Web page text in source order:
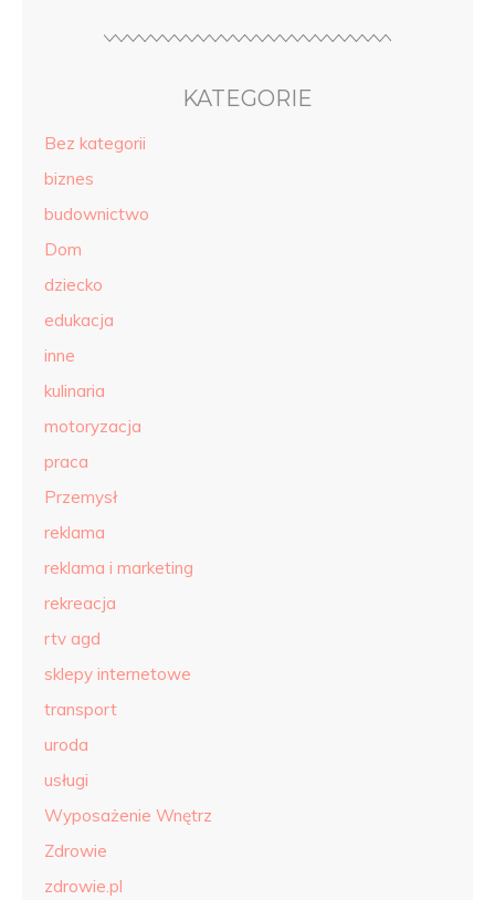
KATEGORIE
Bez kategorii
biznes
budownictwo
Dom
dziecko
edukacja
inne
kulinaria
motoryzacja
praca
Przemysł
reklama
reklama i marketing
rekreacja
rtv agd
sklepy internetowe
transport
uroda
usługi
Wyposażenie Wnętrz
Zdrowie
zdrowie.pl